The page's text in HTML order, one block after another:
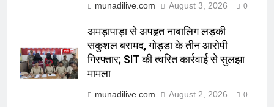
munadilive.com August 3, 2026 0
अमड़ापाड़ा से अपहृत नाबालिग लड़की
सकुशल बरामद, गोड्डा के तीन आरोपी
गिरफ्तार; SIT की त्वरित कार्रवाई से सुलझा
मामला
munadilive.com August 2, 2026 0